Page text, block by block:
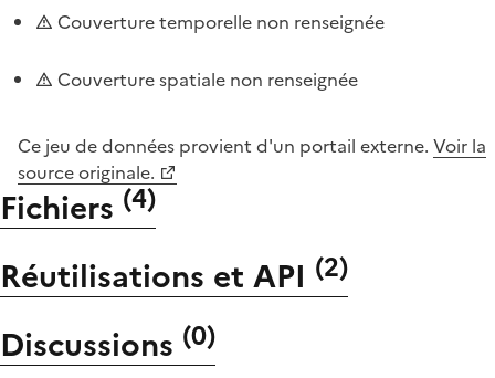
Couverture temporelle non renseignée
Couverture spatiale non renseignée
Ce jeu de données provient d'un portail externe. Voir la
source originale.
Fichiers (4)
Réutilisations et API (2)
Discussions (0)